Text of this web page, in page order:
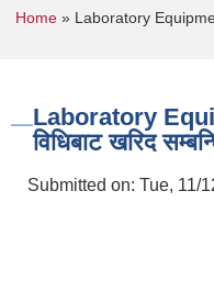
You are here
Home » Laboratory
Laboratory
विधिबाट खरिद
Submitted on: Tue, 11/